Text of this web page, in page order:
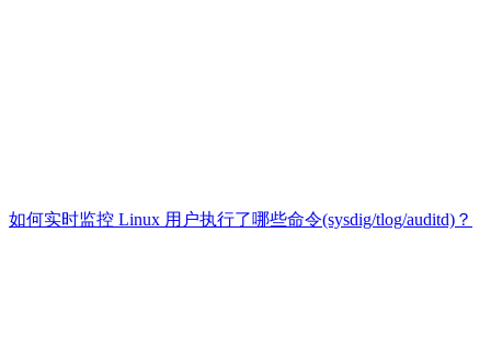
如何实时监控 Linux 用户执行了哪些命令(sysdig/tlog/auditd)？